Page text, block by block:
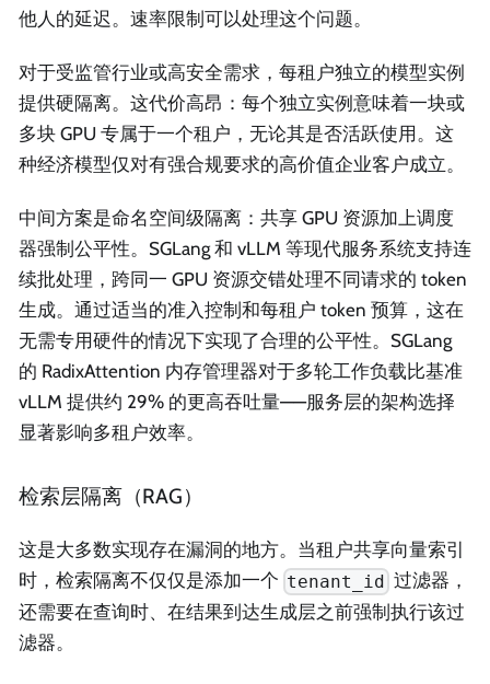
他人的延迟。速率限制可以处理这个问题。
对于受监管行业或高安全需求，每租户独立的模型实例
提供硬隔离。这代价高昂：每个独立实例意味着一块或
多块 GPU 专属于一个租户，无论其是否活跃使用。这
种经济模型仅对有强合规要求的高价值企业客户成立。
中间方案是命名空间级隔离：共享 GPU 资源加上调度
器强制公平性。SGLang 和 vLLM 等现代服务系统支持连
续批处理，跨同一 GPU 资源交错处理不同请求的 token
生成。通过适当的准入控制和每租户 token 预算，这在
无需专用硬件的情况下实现了合理的公平性。SGLang
的 RadixAttention 内存管理器对于多轮工作负载比基准
vLLM 提供约 29% 的更高吞吐量——服务层的架构选择
显著影响多租户效率。
检索层隔离（RAG）
这是大多数实现存在漏洞的地方。当租户共享向量索引
时，检索隔离不仅仅是添加一个 tenant_id 过滤器，
还需要在查询时、在结果到达生成层之前强制执行该过
滤器。